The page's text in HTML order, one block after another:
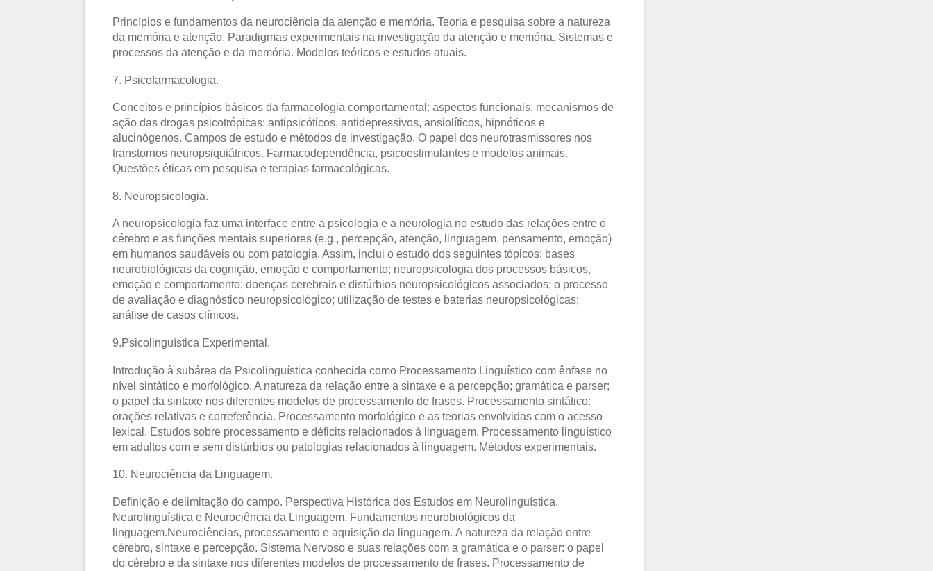
Princípios e fundamentos da neurociência da atenção e memória. Teoria e pesquisa sobre a natureza
da memória e atenção. Paradigmas experimentais na investigação da atenção e memória. Sistemas e
processos da atenção e da memória. Modelos teóricos e estudos atuais.
7. Psicofarmacologia.
Conceitos e princípios básicos da farmacologia comportamental: aspectos funcionais, mecanismos de
ação das drogas psicotrópicas: antipsicóticos, antidepressivos, ansiolíticos, hipnóticos e
alucinógenos. Campos de estudo e métodos de investigação. O papel dos neurotrasmissores nos
transtornos neuropsiquiátricos. Farmacodependência, psicoestimulantes e modelos animais.
Questões éticas em pesquisa e terapias farmacológicas.
8. Neuropsicologia.
A neuropsicologia faz uma interface entre a psicologia e a neurologia no estudo das relações entre o
cérebro e as funções mentais superiores (e.g., percepção, atenção, linguagem, pensamento, emoção)
em humanos saudáveis ou com patologia. Assim, inclui o estudo dos seguintes tópicos: bases
neurobiológicas da cognição, emoção e comportamento; neuropsicologia dos processos básicos,
emoção e comportamento; doenças cerebrais e distúrbios neuropsicológicos associados; o processo
de avaliação e diagnóstico neuropsicológico; utilização de testes e baterias neuropsicológicas;
análise de casos clínicos.
9.Psicolinguística Experimental.
Introdução à subárea da Psicolinguística conhecida como Processamento Linguístico com ênfase no
nível sintático e morfológico. A natureza da relação entre a sintaxe e a percepção; gramática e parser;
o papel da sintaxe nos diferentes modelos de processamento de frases. Processamento sintático:
orações relativas e correferência. Processamento morfológico e as teorias envolvidas com o acesso
lexical. Estudos sobre processamento e déficits relacionados à linguagem. Processamento linguístico
em adultos com e sem distúrbios ou patologias relacionados à linguagem. Métodos experimentais.
10. Neurociência da Linguagem.
Definição e delimitação do campo. Perspectiva Histórica dos Estudos em Neurolinguística.
Neurolinguística e Neurociência da Linguagem. Fundamentos neurobiológicos da
linguagem.Neurociências, processamento e aquisição da linguagem. A natureza da relação entre
cérebro, sintaxe e percepção. Sistema Nervoso e suas relações com a gramática e o parser: o papel
do cérebro e da sintaxe nos diferentes modelos de processamento de frases. Processamento de